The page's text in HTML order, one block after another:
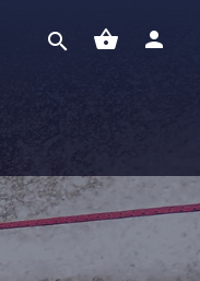
search shopping_basket person